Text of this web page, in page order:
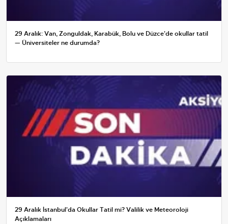
29 Aralık: Van, Zonguldak, Karabük, Bolu ve Düzce'de okullar tatil
— Üniversiteler ne durumda?
29 Aralık İstanbul'da Okullar Tatil mi? Valilik ve Meteoroloji
Açıklamaları